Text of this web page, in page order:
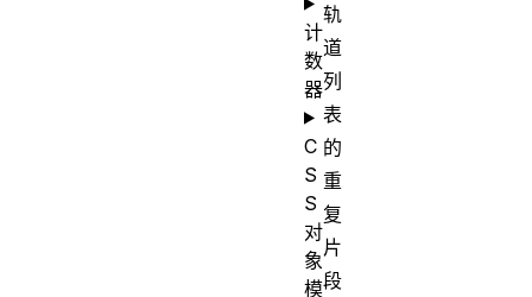
轨
道
列
表
的
重
复
片
段
计
数
器
C
S
S
对
象
模